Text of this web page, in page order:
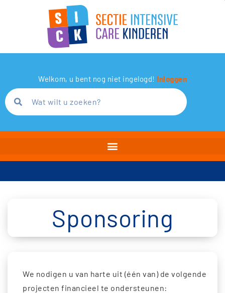
Welkom, u bent nog niet ingelogd! Inloggen
Sponsoring
We nodigen u van harte uit (één van) de volgende
projecten financieel te ondersteunen: